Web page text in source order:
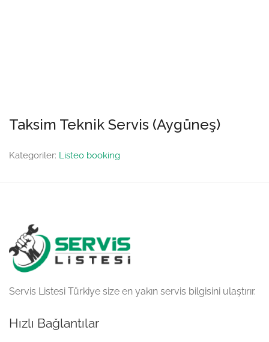
Taksim Teknik Servis (Aygüneş)
Kategoriler: Listeo booking
Servis Listesi Türkiye size en yakın servis bilgisini ulaştırır.
Hızlı Bağlantılar